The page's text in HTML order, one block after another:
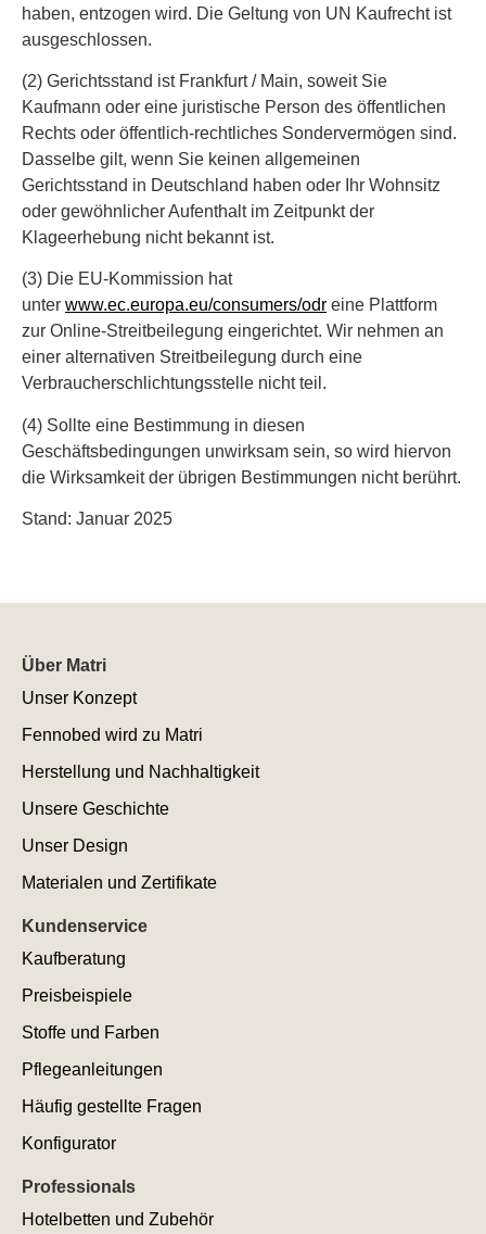
haben, entzogen wird. Die Geltung von UN Kaufrecht ist
ausgeschlossen.
(2) Gerichtsstand ist Frankfurt / Main, soweit Sie
Kaufmann oder eine juristische Person des öffentlichen
Rechts oder öffentlich-rechtliches Sondervermögen sind.
Dasselbe gilt, wenn Sie keinen allgemeinen
Gerichtsstand in Deutschland haben oder Ihr Wohnsitz
oder gewöhnlicher Aufenthalt im Zeitpunkt der
Klageerhebung nicht bekannt ist.
(3) Die EU-Kommission hat
unter www.ec.europa.eu/consumers/odr eine Plattform
zur Online-Streitbeilegung eingerichtet. Wir nehmen an
einer alternativen Streitbeilegung durch eine
Verbraucherschlichtungsstelle nicht teil.
(4) Sollte eine Bestimmung in diesen
Geschäftsbedingungen unwirksam sein, so wird hiervon
die Wirksamkeit der übrigen Bestimmungen nicht berührt.
Stand: Januar 2025
Über Matri
Unser Konzept
Fennobed wird zu Matri
Herstellung und Nachhaltigkeit
Unsere Geschichte
Unser Design
Materialen und Zertifikate
Kundenservice
Kaufberatung
Preisbeispiele
Stoffe und Farben
Pflegeanleitungen
Häufig gestellte Fragen
Konfigurator
Professionals
Hotelbetten und Zubehör